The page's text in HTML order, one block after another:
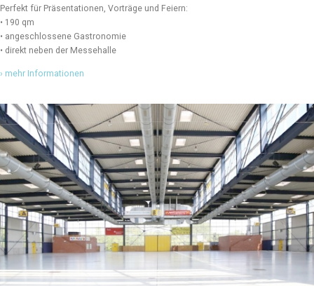
Perfekt für Präsentationen, Vorträge und Feiern:
• 190 qm
• angeschlossene Gastronomie
• direkt neben der Messehalle
› mehr Informationen